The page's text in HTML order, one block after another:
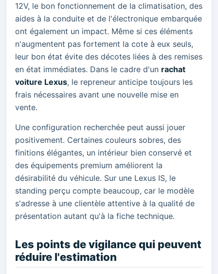
12V, le bon fonctionnement de la climatisation, des
aides à la conduite et de l'électronique embarquée
ont également un impact. Même si ces éléments
n'augmentent pas fortement la cote à eux seuls,
leur bon état évite des décotes liées à des remises
en état immédiates. Dans le cadre d'un rachat
voiture Lexus, le repreneur anticipe toujours les
frais nécessaires avant une nouvelle mise en
vente.
Une configuration recherchée peut aussi jouer
positivement. Certaines couleurs sobres, des
finitions élégantes, un intérieur bien conservé et
des équipements premium améliorent la
désirabilité du véhicule. Sur une Lexus IS, le
standing perçu compte beaucoup, car le modèle
s'adresse à une clientèle attentive à la qualité de
présentation autant qu'à la fiche technique.
Les points de vigilance qui peuvent
réduire l'estimation